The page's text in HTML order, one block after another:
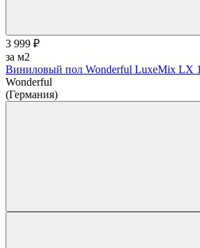
3 999 ₽
за м2
Виниловый пол Wonderful LuxeMix LX
Wonderful
(Германия)